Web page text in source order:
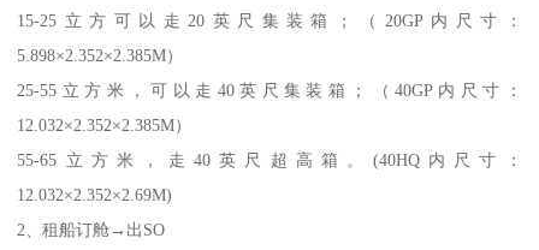
15-25立方可以走20英尺集装箱；（20GP内尺寸：
5.898×2.352×2.385M）
25-55立方米，可以走40英尺集装箱；（40GP内尺寸：
12.032×2.352×2.385M）
55-65立方米，走40英尺超高箱。(40HQ内尺寸：
12.032×2.352×2.69M)
2、租船订舱→出SO